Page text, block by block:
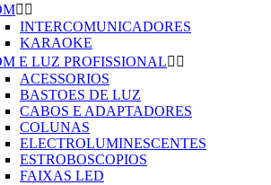
 
INTERCOMUNICADORES
KARAOKE
E LUZ PROFISSIONAL 
ACESSORIOS
BASTOES DE LUZ
CABOS E ADAPTADORES
COLUNAS
ELECTROLUMINESCENTES
ESTROBOSCOPIOS
FAIXAS LED